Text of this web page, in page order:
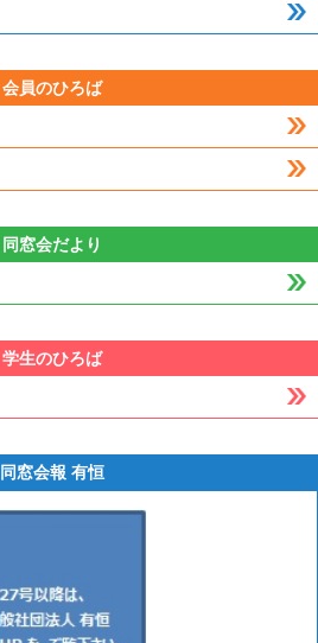
会員のひろば
同窓会だより
学生のひろば
同窓会報 有恒